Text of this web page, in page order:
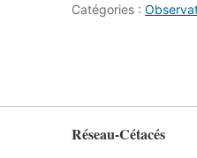
Catégories :
Réseau-Cétacés